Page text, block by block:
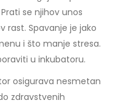
se njihov unos
rast. Spavanje je jako
i što manje stresa.
u inkubatoru.
osigurava nesmetan
zdravstvenih